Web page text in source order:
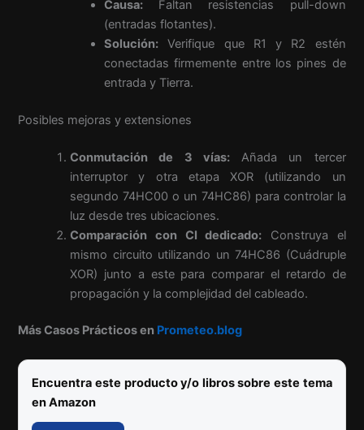
Causa: Faltan resistencias pull-down
(entradas flotantes).
Solución: Verifique que R1 y R2 estén
conectadas firmemente entre los pines de
entrada y Tierra.
Posibles mejoras y extensiones
Conmutación de 3 vías:Añada un tercer
interruptor y otra etapa XOR (utilizando un
segundo 74HC00 o un 74HC86) para controlar la
luz desde tres ubicaciones.
Comparación con CI dedicado: Construya el
mismo circuito utilizando un 74HC86 (Cuádruple
XOR) junto a este para comparar el retardo de
propagación y la complejidad del cableado.
Más Casos Prácticos en Prometeo.blog
Encuentra este producto y/o libros sobre este tema
en Amazon